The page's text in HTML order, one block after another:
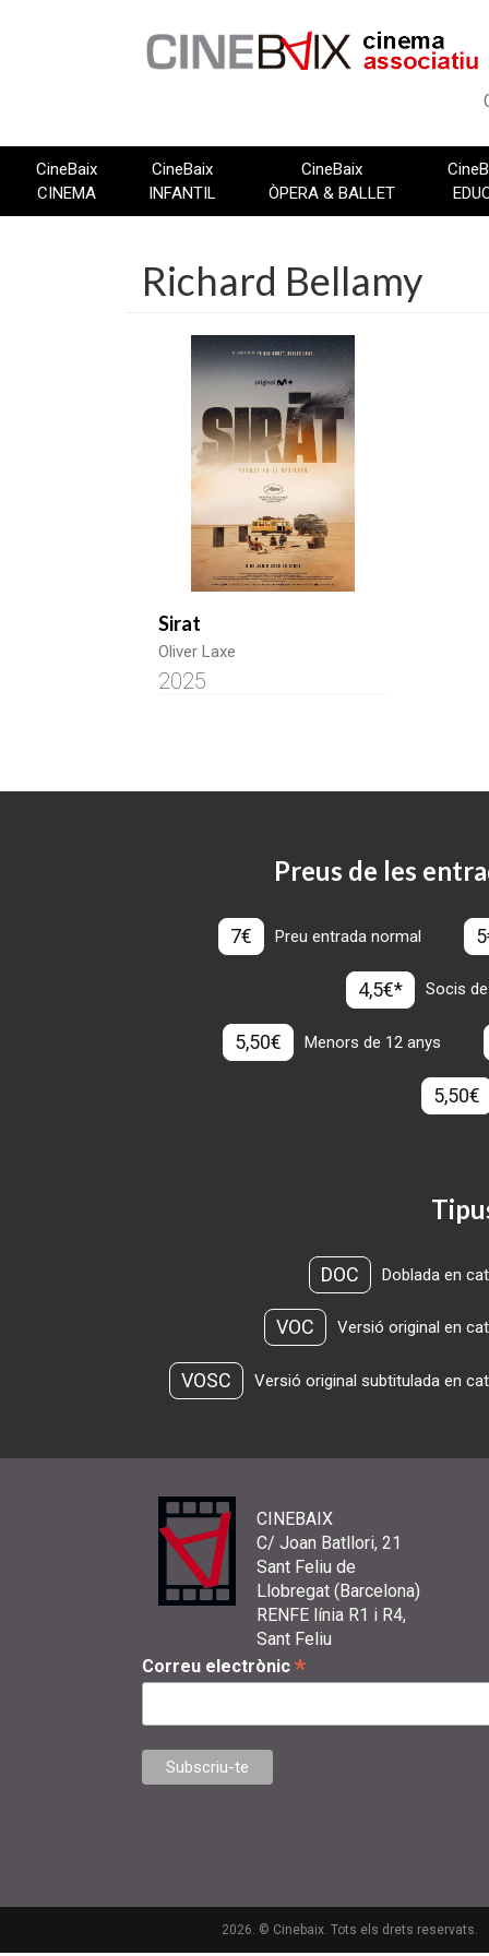
CineBaix
CINEMA
CineBaix
INFANTIL
CineBaix
ÒPERA & BALLET
Richard Bellamy
Sirat
Oliver Laxe
2025
Preus de les
7€ Preu entrada normal
4,5€* Socis
5,50€ Menors de 12 anys
5,50€
DOC Doblada en
VOC Versió original en
VOSC Versió original subtitulada en
CINEBAIX
C/ Joan Batllori, 21
Sant Feliu de
Llobregat (Barcelona)
RENFE línia R1 i R4,
Sant Feliu
Correu electrònic *
2026. © Cinebaix. Tots els drets reservats.